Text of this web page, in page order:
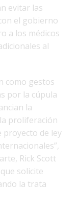
evitar las
el gobierno
a los médicos
al
como gestos
por la cúpula
la
proliferación
proyecto de ley
Rick Scott
solicite
la trata